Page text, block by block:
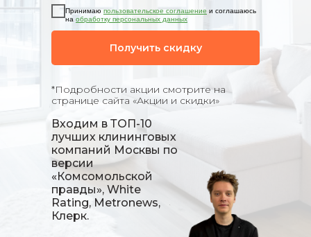
Принимаю пользовательское соглашение и соглашаюсь
на обработку персональных данных
Получить скидку
Входим в ТОП-10
лучших клининговых
компаний Москвы по
версии
«Комсомольской
правды», White
Rating, Metronews,
Клерк.
*Подробности акции смотрите на
странице сайта «Акции и скидки»